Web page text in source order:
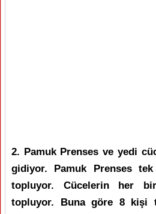
2. Pamuk Prenses ve yedi
gidiyor. Pamuk Prenses
topluyor. Cücelerin her
topluyor. Buna göre 8 kişi